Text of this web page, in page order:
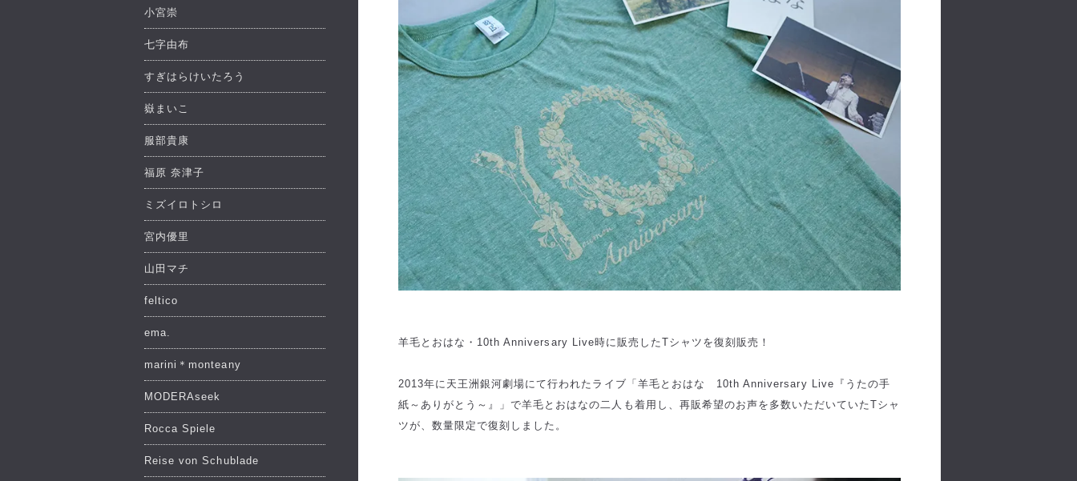
羊毛とおはな・10th Anniversary Live時に販売したTシャツを復刻販売！
2013年に天王洲銀河劇場にて行われたライブ「羊毛とおはな 10th Anniversary Live『うたの手
紙～ありがとう～』」で羊毛とおはなの二人も着用し、再販希望のお声を多数いただいていたTシャ
ツが、数量限定で復刻しました。
小宮崇
七字由布
すぎはらけいたろう
嶽まいこ
服部貴康
福原 奈津子
ミズイロトシロ
宮内優里
山田マチ
feltico
ema.
marini＊monteany
MODERAseek
Rocca Spiele
Reise von Schublade